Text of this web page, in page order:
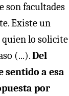
son facultades
Existe un
lo solicite
(...).Del
sentido a esa
por